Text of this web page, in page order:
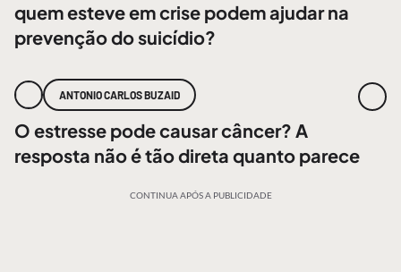
quem esteve em crise podem ajudar na
prevenção do suicídio?
ANTONIO CARLOS BUZAID
O estresse pode causar câncer? A
resposta não é tão direta quanto parece
CONTINUA APÓS A PUBLICIDADE